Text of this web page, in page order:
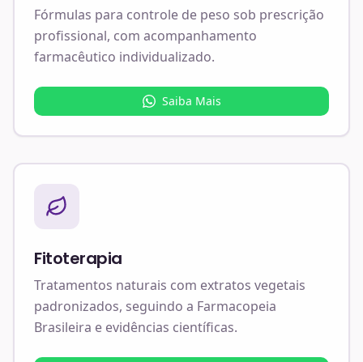
Fórmulas para controle de peso sob prescrição
profissional, com acompanhamento
farmacêutico individualizado.
Saiba Mais
Fitoterapia
Tratamentos naturais com extratos vegetais
padronizados, seguindo a Farmacopeia
Brasileira e evidências científicas.